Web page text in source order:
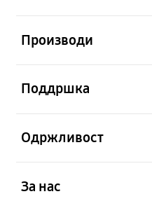
Производи
Поддршка
Одржливост
За нас